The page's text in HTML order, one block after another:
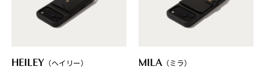
HEILEY（ヘイリー）
MILA （ミラ）